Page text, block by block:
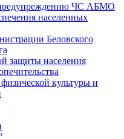
ЧС АБМО
населенных
Беловского
защиты населения
культуры и